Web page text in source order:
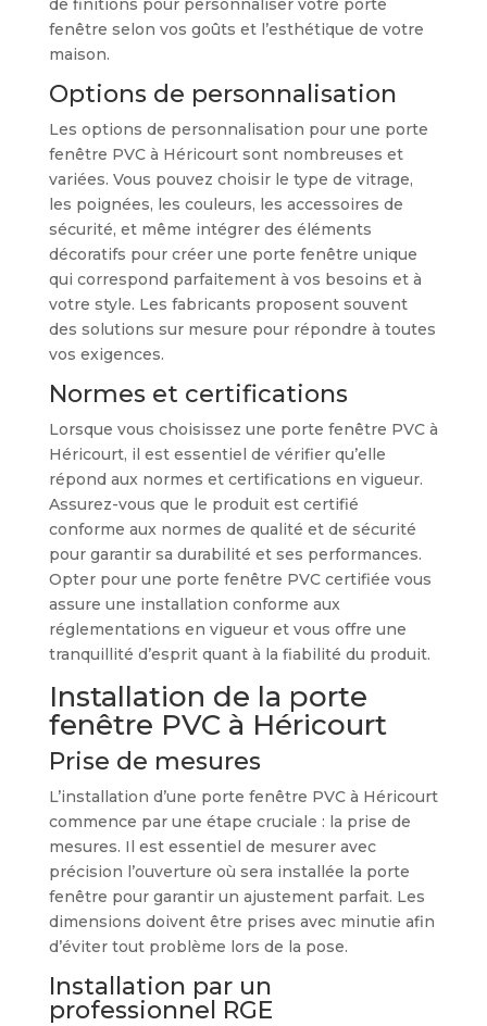
de finitions pour personnaliser votre porte
fenêtre selon vos goûts et l’esthétique de votre
maison.
Options de personnalisation
Les options de personnalisation pour une porte
fenêtre PVC à Héricourt sont nombreuses et
variées. Vous pouvez choisir le type de vitrage,
les poignées, les couleurs, les accessoires de
sécurité, et même intégrer des éléments
décoratifs pour créer une porte fenêtre unique
qui correspond parfaitement à vos besoins et à
votre style. Les fabricants proposent souvent
des solutions sur mesure pour répondre à toutes
vos exigences.
Normes et certifications
Lorsque vous choisissez une porte fenêtre PVC à
Héricourt, il est essentiel de vérifier qu’elle
répond aux normes et certifications en vigueur.
Assurez-vous que le produit est certifié
conforme aux normes de qualité et de sécurité
pour garantir sa durabilité et ses performances.
Opter pour une porte fenêtre PVC certifiée vous
assure une installation conforme aux
réglementations en vigueur et vous offre une
tranquillité d’esprit quant à la fiabilité du produit.
Installation de la porte
fenêtre PVC à Héricourt
Prise de mesures
L’installation d’une porte fenêtre PVC à Héricourt
commence par une étape cruciale : la prise de
mesures. Il est essentiel de mesurer avec
précision l’ouverture où sera installée la porte
fenêtre pour garantir un ajustement parfait. Les
dimensions doivent être prises avec minutie afin
d’éviter tout problème lors de la pose.
Installation par un
professionnel RGE